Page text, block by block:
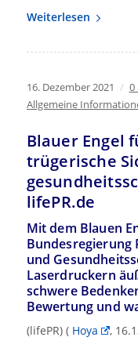
Weiterlesen
16. Dezember 2021 / 0
Allgemeine
Blauer Engel
trügerische
lifePR.de
Mit dem Blauen
Bundesregierung
und
Laserdruckern
schwere
Bewertung und
(lifePR) ( Hoya ,